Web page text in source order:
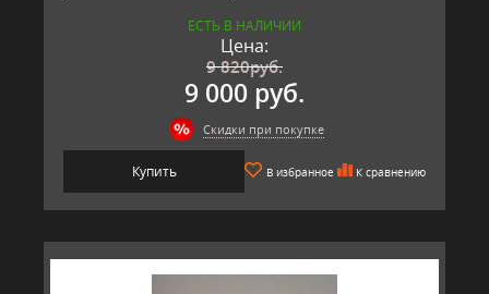
ЕСТЬ В НАЛИЧИИ
Цена:
9 820руб.
9 000 руб.
Скидки при покупке
Купить В избранное К сравнению